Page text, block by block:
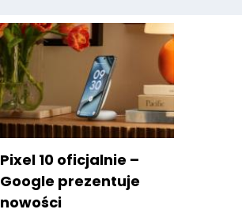
Pixel 10 oficjalnie –
Google prezentuje
nowości